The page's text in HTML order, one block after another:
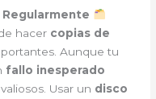
Regularmente
hacer copias de
Aunque tu
fallo inesperado
Usar un disco